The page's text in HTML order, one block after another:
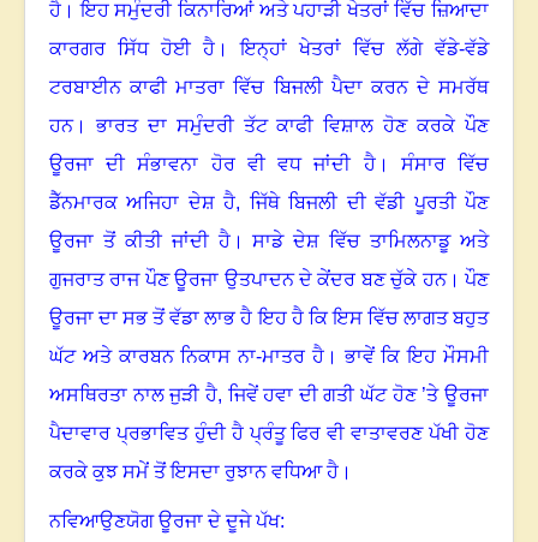
ਹੈ ।ਇਹ ਸਮੁੰਦਰੀ ਕਿਨਾਰਿਆਂ ਅਤੇ ਪਹਾੜੀ ਖੇਤਰਾਂ ਵਿੱਚ ਜ਼ਿਆਦਾ
ਕਾਰਗਰ ਸਿੱਧ ਹੋਈ ਹੈ ।
ਇਨ੍ਹਾਂ ਖੇਤਰਾਂ ਵਿੱਚ ਲੱਗੇ ਵੱਡੇ-ਵੱਡੇ
ਟਰਬਾਈਨ ਕਾਫੀ ਮਾਤਰਾ ਵਿੱਚ ਬਿਜਲੀ ਪੈਦਾ ਕਰਨ ਦੇ ਸਮਰੱਥ
ਹਨ।ਭਾਰਤ ਦਾ ਸਮੁੰਦਰੀ ਤੱਟ ਕਾਫੀ ਵਿਸ਼ਾਲ ਹੋਣ ਕਰਕੇ ਪੌਣ
ਊਰਜਾ ਦੀ ਸੰਭਾਵਨਾ ਹੋਰ ਵੀ ਵਧ ਜਾਂਦੀ ਹੈ। ਸੰਸਾਰ ਵਿੱਚ
ਡੈੱਨਮਾਰਕ ਅਜਿਹਾ ਦੇਸ਼ ਹੈ, ਜਿੱਥੇ ਬਿਜਲੀ ਦੀ ਵੱਡੀ ਪੂਰਤੀ ਪੌਣ
ਊਰਜਾ ਤੋਂ ਕੀਤੀ ਜਾਂਦੀ ਹੈ।ਸਾਡੇ ਦੇਸ਼ ਵਿੱਚ ਤਾਮਿਲਨਾਡੂ ਅਤੇ
ਗੁਜਰਾਤ ਰਾਜ ਪੌਣ ਊਰਜਾ ਉਤਪਾਦਨ ਦੇ ਕੇਂਦਰ ਬਣ ਚੁੱਕੇ ਹਨ।ਪੌਣ
ਊਰਜਾ ਦਾ ਸਭ ਤੋਂ ਵੱਡਾ ਲਾਭ ਹੈ ਇਹ ਹੈ ਕਿ ਇਸ ਵਿੱਚ ਲਾਗਤ ਬਹੁਤ
ਘੱਟ ਅਤੇ ਕਾਰਬਨ ਨਿਕਾਸ ਨਾ-ਮਾਤਰ ਹੈ।ਭਾਵੇਂ ਕਿ ਇਹ ਮੌਸਮੀ
ਅਸਥਿਰਤਾ ਨਾਲ ਜੁੜੀ ਹੈ, ਜਿਵੇਂ ਹਵਾ ਦੀ ਗਤੀ ਘੱਟ ਹੋਣ ’ਤੇ ਊਰਜਾ
ਪੈਦਾਵਾਰ ਪ੍ਰਭਾਵਿਤ ਹੁੰਦੀ ਹੈ ਪ੍ਰੰਤੂ ਫਿਰ ਵੀ ਵਾਤਾਵਰਣ ਪੱਖੀ ਹੋਣ
ਕਰਕੇ ਕੁਝ ਸਮੇਂ ਤੋਂ ਇਸਦਾ ਰੁਝਾਨ ਵਧਿਆ ਹੈ ।
ਨਵਿਆਉਣਯੋਗ ਊਰਜਾ ਦੇ ਦੂਜੇ ਪੱਖ: